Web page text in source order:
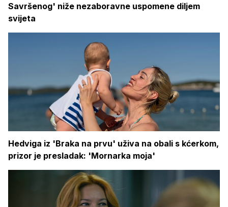
Savršenog' niže nezaboravne uspomene diljem
svijeta
Hedviga iz 'Braka na prvu' uživa na obali s kćerkom,
prizor je presladak: 'Mornarka moja'